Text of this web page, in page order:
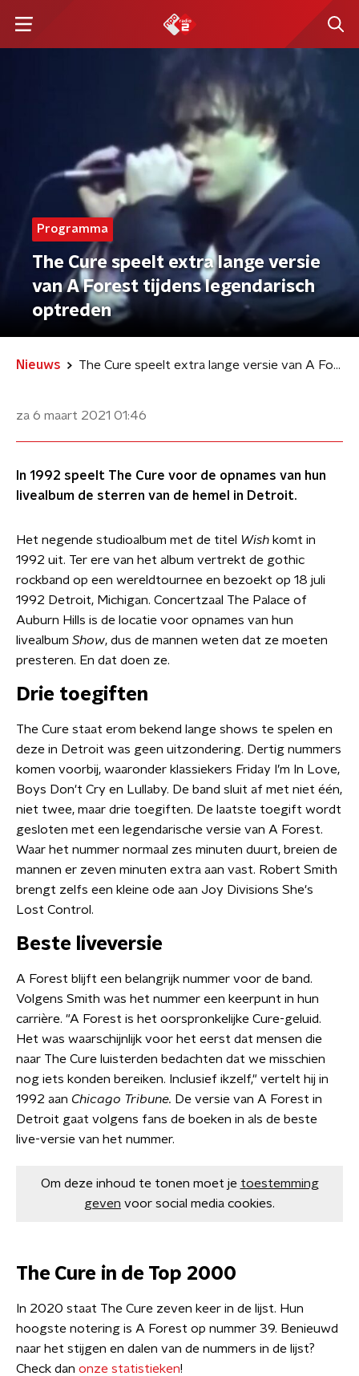
Programma
The Cure speelt extra lange versie
van A Forest tijdens legendarisch
optreden
Nieuws The Cure speelt extra lange versie van A Forest tijdens legendarisch optreden
za 6 maart 2021 01:46
In 1992 speelt The Cure voor de opnames van hun
livealbum de sterren van de hemel in Detroit.
Het negende studioalbum met de titel Wish komt in
1992 uit. Ter ere van het album vertrekt de gothic
rockband op een wereldtournee en bezoekt op 18 juli
1992 Detroit, Michigan. Concertzaal The Palace of
Auburn Hills is de locatie voor opnames van hun
livealbum Show, dus de mannen weten dat ze moeten
presteren. En dat doen ze.
Drie toegiften
The Cure staat erom bekend lange shows te spelen en
deze in Detroit was geen uitzondering. Dertig nummers
komen voorbij, waaronder klassiekers Friday I’m In Love,
Boys Don't Cry en Lullaby. De band sluit af met niet één,
niet twee, maar drie toegiften. De laatste toegift wordt
gesloten met een legendarische versie van A Forest.
Waar het nummer normaal zes minuten duurt, breien de
mannen er zeven minuten extra aan vast. Robert Smith
brengt zelfs een kleine ode aan Joy Divisions She's
Lost Control.
Beste liveversie
A Forest blijft een belangrijk nummer voor de band.
Volgens Smith was het nummer een keerpunt in hun
carrière. "A Forest is het oorspronkelijke Cure-geluid.
Het was waarschijnlijk voor het eerst dat mensen die
naar The Cure luisterden bedachten dat we misschien
nog iets konden bereiken. Inclusief ikzelf," vertelt hij in
1992 aan Chicago Tribune. De versie van A Forest in
Detroit gaat volgens fans de boeken in als de beste
live-versie van het nummer.
Om deze inhoud te tonen moet je toestemming
geven voor social media cookies.
The Cure in de Top 2000
In 2020 staat The Cure zeven keer in de lijst. Hun
hoogste notering is A Forest op nummer 39. Benieuwd
naar het stijgen en dalen van de nummers in de lijst?
Check dan onze statistieken!